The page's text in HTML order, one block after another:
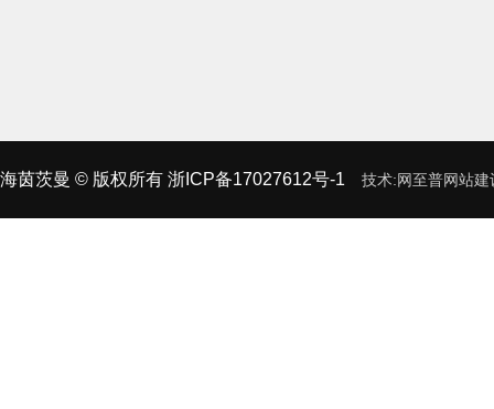
海茵茨曼 © 版权所有 浙ICP备17027612号-1 技术:网至普网站建